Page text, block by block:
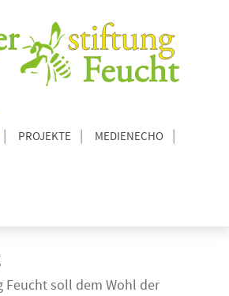
PROJEKTE MEDIENECHO
Feucht soll dem Wohl der